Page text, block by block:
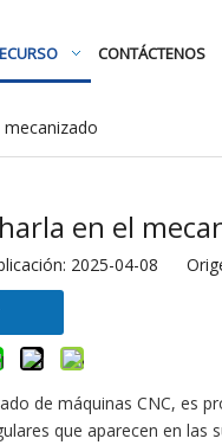
CONTÁCTENOS
en el
2025-04-08
de máquinas CNC, es
que aparecen en las